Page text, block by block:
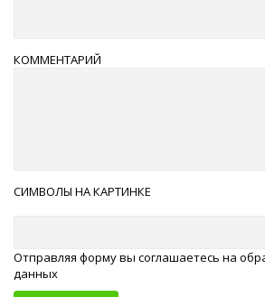
КОММЕНТАРИЙ
СИМВОЛЫ НА КАРТИНКЕ
Отправляя форму вы соглашаетесь на
данных